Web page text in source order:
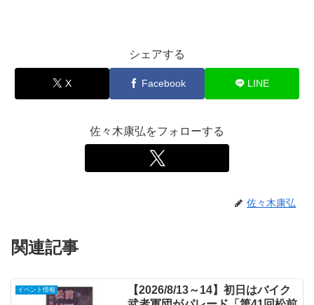
シェアする
X Facebook LINE
佐々木康弘をフォローする
佐々木康弘
関連記事
イベント情報
【2026/8/13～14】初日はバイク